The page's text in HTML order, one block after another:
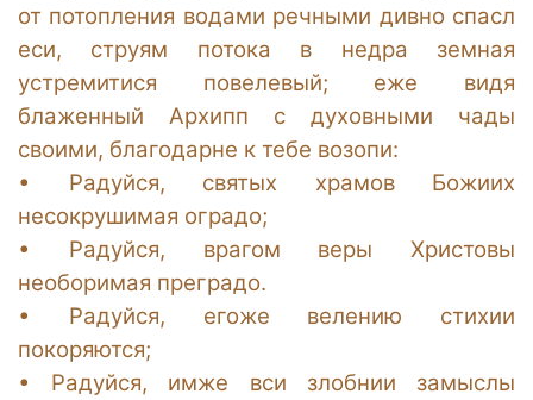
от потопления водами речными дивно спасл
еси, струям потока в недра земная
устремитися повелевый; еже видя
блаженный Архипп с духовными чады
своими, благодарне к тебе возопи:
•
Радуйся, святых храмов Божиих
несокрушимая оградо;
•
Радуйся, врагом веры Христовы
необоримая преградо.
•
Радуйся, егоже велению стихии
покоряются;
•
Радуйся, имже вси злобнии замыслы